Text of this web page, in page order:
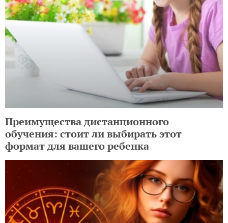
Преимущества дистанционного
обучения: стоит ли выбирать этот
формат для вашего ребенка